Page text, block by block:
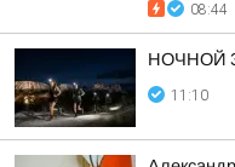
08:44
НОЧНОЙ
11:10